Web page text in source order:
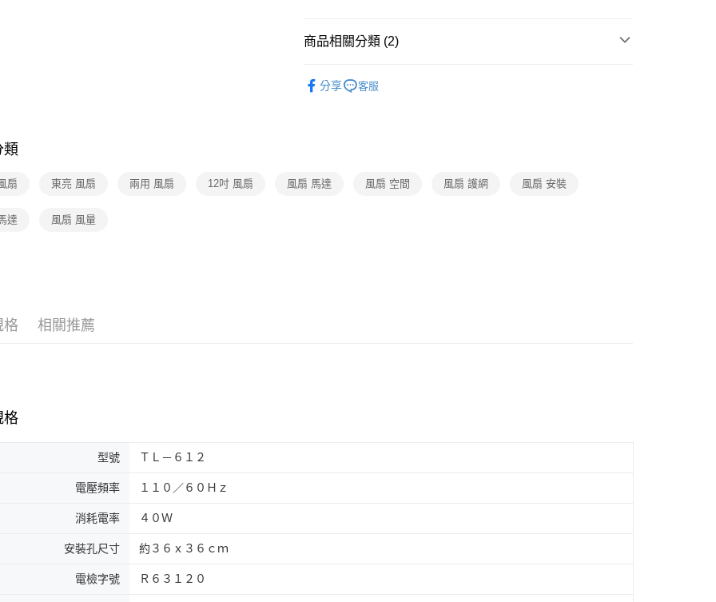
商品相關分類 (2)
分享 客服
類
扇 東亮 風扇 兩用 風扇 12吋 風扇 風扇 馬達 風扇 空間 風扇 護網 風扇 安裝
達 風扇 風量
格 相關推薦
格
型號 ＴＬ－６１２
電壓頻率 １１０／６０Ｈｚ
消耗電率 ４０Ｗ
安裝孔尺寸 約３６ｘ３６ｃｍ
電檢字號 Ｒ６３１２０